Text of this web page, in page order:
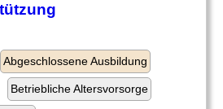
Abgeschlossene Ausbildung
Betriebliche Altersvorsorge